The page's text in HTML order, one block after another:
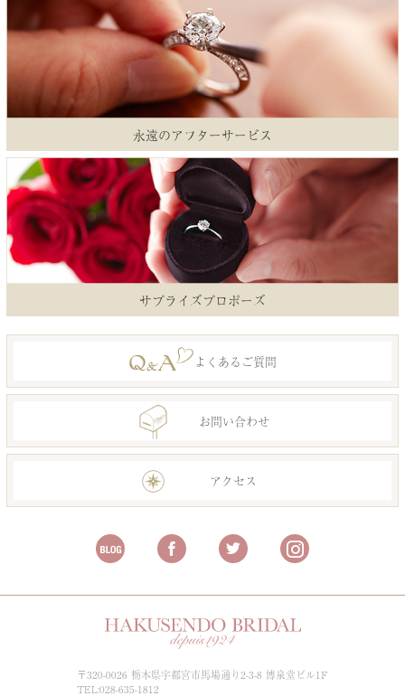
永遠のアフターサービス
サプライズプロポーズ
よくあるご質問
お問い合わせ
アクセス
〒320-0026 栃木県宇都宮市馬場通り2-3-8 博泉堂ビル1F
TEL:028-635-1812